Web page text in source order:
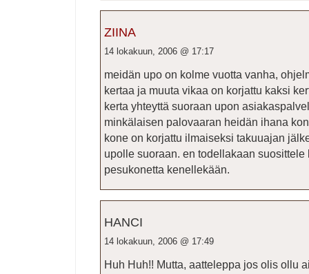
ZIINA
14 lokakuun, 2006 @ 17:17
meidän upo on kolme vuotta vanha,
kertaa ja muuta vikaa on korjattu kaksi
kerta yhteyttä suoraan upon
minkälaisen palovaaran heidän ihana
kone on korjattu ilmaiseksi takuuajan
upolle suoraan. en todellakaan suosittele
pesukonetta kenellekään.
HANCI
14 lokakuun, 2006 @ 17:49
Huh Huh!! Mutta, aatteleppa jos olis ollu